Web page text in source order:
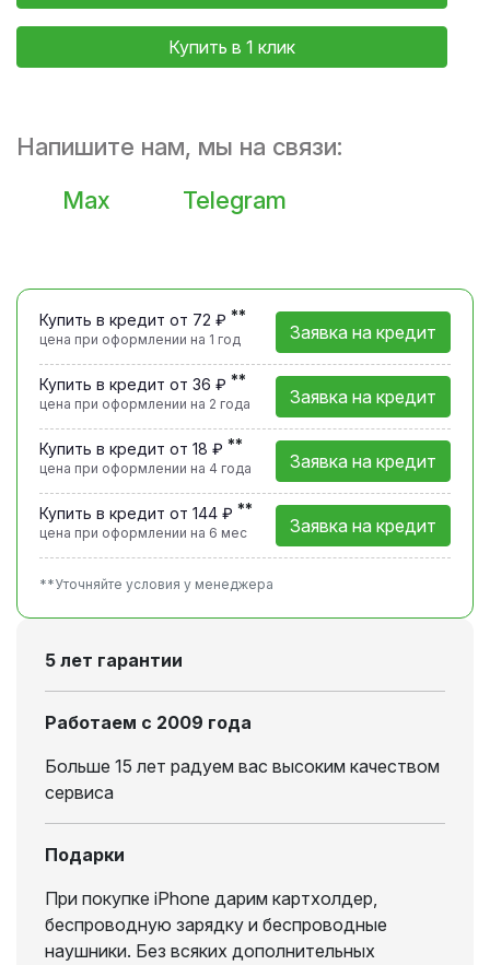
Купить в 1 клик
Напишите нам, мы на связи:
Max
Telegram
Купить в кредит от 72 ₽ **
цена при оформлении на 1 год Заявка на кредит
Купить в кредит от 36 ₽ **
цена при оформлении на 2 года Заявка на кредит
Купить в кредит от 18 ₽ **
цена при оформлении на 4 года Заявка на кредит
Купить в кредит от 144 ₽ **
цена при оформлении на 6 мес Заявка на кредит
**Уточняйте условия у менеджера
5 лет гарантии
Работаем с 2009 года
Больше 15 лет радуем вас высоким качеством
сервиса
Подарки
При покупке iPhone дарим картхолдер,
беспроводную зарядку и беспроводные
наушники. Без всяких дополнительных